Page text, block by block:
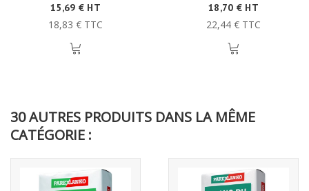
15,69 € HT
18,83 € TTC
18,70 € HT
22,44 € TTC
30 AUTRES PRODUITS DANS LA MÊME
CATÉGORIE :